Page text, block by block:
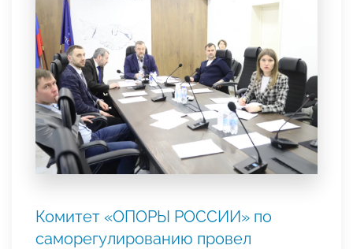
Комитет «ОПОРЫ РОССИИ» по
саморегулированию провел